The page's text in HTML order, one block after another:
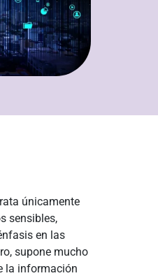
únicamente
sensibles,
en las
supone mucho
la información